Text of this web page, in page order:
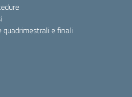
quadrimestrali e finali